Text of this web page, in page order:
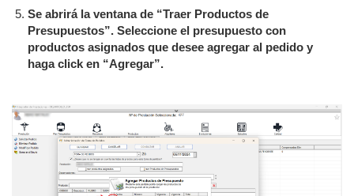
Se abrirá la ventana de “Traer Productos de
Presupuestos”. Seleccione el presupuesto con
productos asignados que desee agregar al pedido y
haga click en “Agregar”.